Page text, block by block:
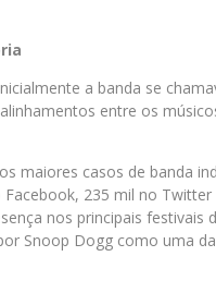
a banda se
entre os
maiores casos de banda
235 mil no
nos principais
Snoop Dogg como uma